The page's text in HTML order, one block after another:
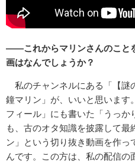
――これからマリンさんのこと
画はなんでしょうか？
私のチャンネルにある「【謎
鐘マリン」が、いいと思います
フィール」にも書いた「うっか
も、古のオタ知識を披露して最
ン」という切り抜き動画を作っ
んです。この方は、私の配信